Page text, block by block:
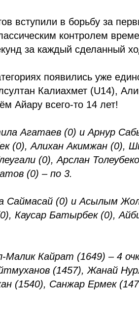
вступили в борьбу за
контролем
за каждый сделанный
появились уже
Калиахмет (U14),
Айару всего-то 14 лет!
Агатаев (0) и Арнур
(0), Алихан Акимжан (0),
(0), Арслан
(0) – по 3.
Саймасай (0) и Асылым
Каусар Батырбек (0),
Малик Кайрат (1649) – 4
(1457), Жанай
(1540), Санжар Ермек